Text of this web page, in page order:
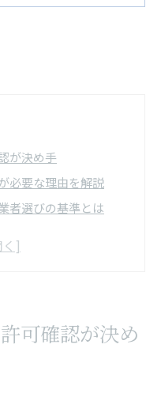
が決め手
必要な理由を解説
者選びの基準とは
スクと回避策を知る
可確認が決め